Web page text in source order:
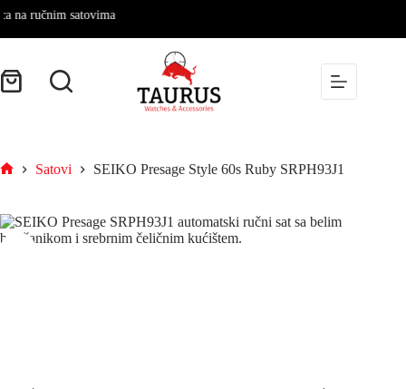
satovima
Satovi SEIKO Presage Style 60s Ruby SRPH93J1